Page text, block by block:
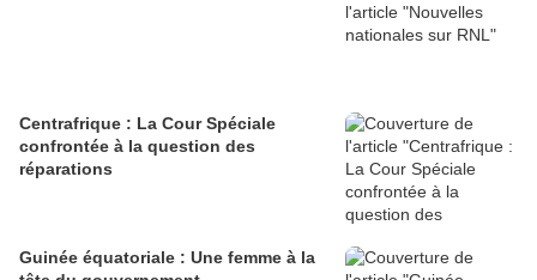
Centrafrique : La Cour Spéciale
confrontée à la question des
réparations
Guinée équatoriale : Une femme à la